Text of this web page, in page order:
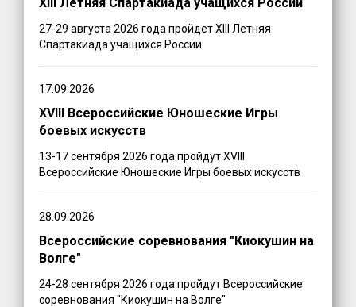
XIII Летняя Спартакиада учащихся России
27-29 августа 2026 года пройдет XIII Летняя
Спартакиада учащихся России
17.09.2026
XVIII Всероссийские Юношеские Игры
боевых искусств
13-17 сентября 2026 года пройдут XVIII
Всероссийские Юношеские Игры боевых искусств
28.09.2026
Всероссийские соревнования "Киокушин на
Волге"
24-28 сентября 2026 года пройдут Всероссийские
соревнования "Киокушин на Волге"